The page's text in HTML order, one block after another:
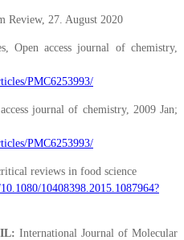
Review, 27. August 2020
Open access journal of chemistry,
PMC6253993/
journal of chemistry, 2009 Jan;
PMC6253993/
reviews in food science
10408398.2015.1087964?
International Journal of Molecular